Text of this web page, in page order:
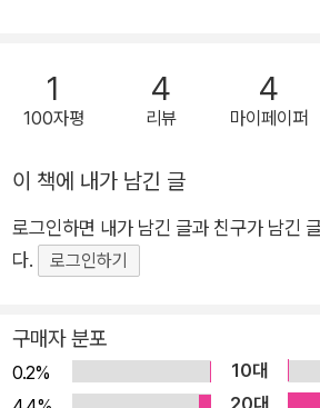
낱이 드러낸 책이다. 결국 이 책으로 인
덕적 실상이 내·외부에 알려지고, 그것이
졌다. 지난 20세기의 역사를 성찰함에 있
인들의 삶을 파괴하는 문제에 대해 이보다
용소군도』는 솔제니찐 자신이 직접 등장
는 죄수들의 이야기, 기억, 편지를 담은 놀
이 작품은 전 세계 35개 언어로 번역되어
었다. 하루에 한 권씩 독파해 나가더라도 거의 1주일이 걸리는 대
1
100자평
4
리뷰
4
마이페이퍼
이 책에 내가 남긴 글
로그인하면 내가 남긴 글과 친구가 남긴
다.
로그인하기
구매자 분포
0.2% 10대
20대